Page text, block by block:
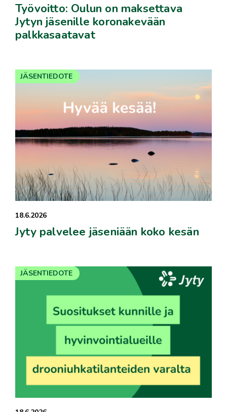
Työvoitto: Oulun on maksettava
Jytyn jäsenille koronakevään
palkkasaatavat
18.6.2026
Jyty palvelee jäseniään koko kesän
JÄSENTIEDOTE
JÄSENTIEDOTE